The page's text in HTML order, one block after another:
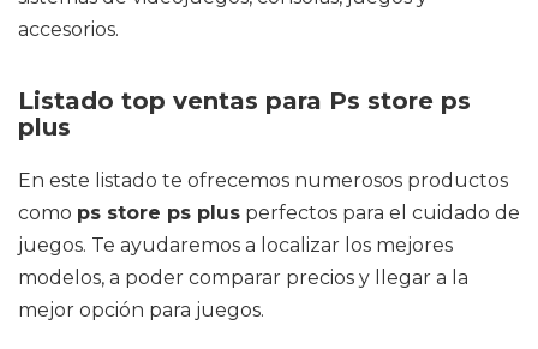
accesorios.
Listado top ventas para Ps store ps
plus
En este listado te ofrecemos numerosos productos
como ps store ps plus perfectos para el cuidado de
juegos. Te ayudaremos a localizar los mejores
modelos, a poder comparar precios y llegar a la
mejor opción para juegos.